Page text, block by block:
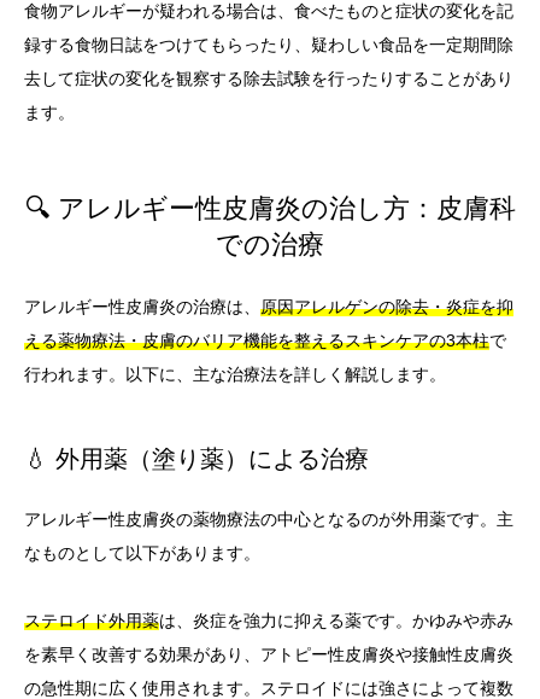
食物アレルギーが疑われる場合は、食べたものと症状の変化を記
録する食物日誌をつけてもらったり、疑わしい食品を一定期間除
去して症状の変化を観察する除去試験を行ったりすることがあり
ます。
🔍 アレルギー性皮膚炎の治し方：皮膚科
での治療
アレルギー性皮膚炎の治療は、 原因アレルゲンの除去・炎症を抑
える薬物療法・皮膚のバリア機能を整えるスキンケアの3本柱で
行われます。以下に、主な治療法を詳しく解説します。
💧 外用薬（塗り薬）による治療
アレルギー性皮膚炎の薬物療法の中心となるのが外用薬です。主
なものとして以下があります。
ステロイド外用薬は、炎症を強力に抑える薬です。かゆみや赤み
を素早く改善する効果があり、アトピー性皮膚炎や接触性皮膚炎
の急性期に広く使用されます。ステロイドには強さによって複数